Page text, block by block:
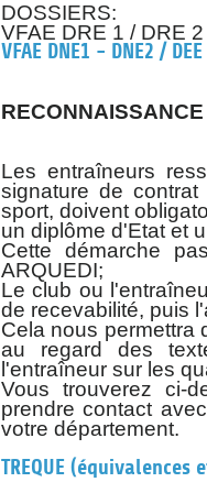
DOSSIERS:
VFAE DRE 1 / DRE
VFAE DNE1 - DNE2 /
Les entraîneurs
signature de
sport, doivent
un diplôme d'Etat et
Cette démarche
ARQUEDI;
Le club ou
de recevabilité, puis
Cela nous permettra
au regard des
l'entraîneur sur les
Vous trouverez ci-
prendre contact
votre département.
TREQUE